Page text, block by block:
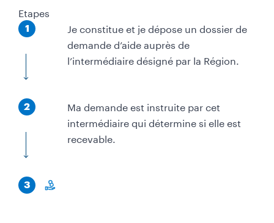
Etapes
É
p
1
Je constitue et je dépose un dossier de
demande d’aide auprès de
l’intermédiaire désigné par la Région.
É
p
2
Ma demande est instruite par cet
intermédiaire qui détermine si elle est
recevable.
É 3